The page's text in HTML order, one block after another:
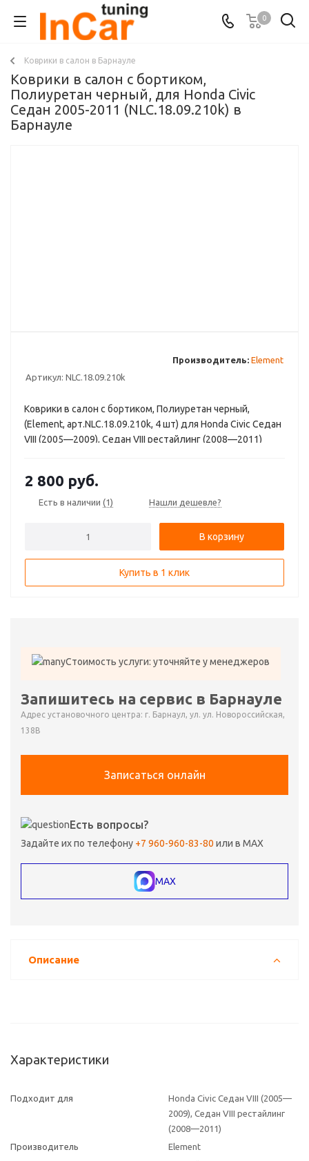
0
Коврики в салон в Барнауле
Коврики в салон с бортиком,
Полиуретан черный, для Honda Civic
Седан 2005-2011 (NLC.18.09.210k) в
Барнауле
Артикул: NLC.18.09.210k
Производитель: Element
Коврики в салон с бортиком, Полиуретан черный,
(Element, арт.NLC.18.09.210k, 4 шт) для Honda Civic Седан
VIII (2005—2009), Седан VIII рестайлинг (2008—2011)
2 800 руб.
Есть в наличии (1) Нашли дешевле?
В корзину
Купить в 1 клик
Стоимость услуги: уточняйте у менеджеров
Запишитесь на сервис в Барнауле
Адрес установочного центра: г. Барнаул, ул. ул. Новороссийская,
138В
Записаться онлайн
Есть вопросы?
Задайте их по телефону +7 960-960-83-80 или в MAX
MAX
Описание
Характеристики
Подходит для
Honda Civic Седан VIII (2005—
2009), Седан VIII рестайлинг
(2008—2011)
Производитель
Element